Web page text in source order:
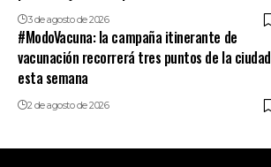
3 de agosto de 2026
#ModoVacuna: la campaña itinerante de
vacunación recorrerá tres puntos de la ciudad
esta semana
2 de agosto de 2026